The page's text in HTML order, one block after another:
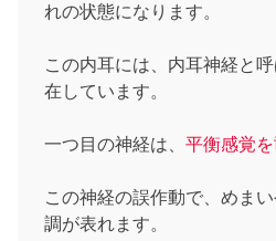
れの状態になります。
この内耳には、内耳神経と
在しています。
一つ目の神経は、 平衡感覚
この神経の誤作動で、めま
調が表れます。